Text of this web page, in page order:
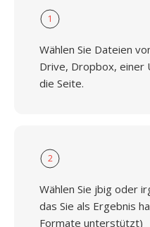
1
Wählen Sie Dateien
Drive, Dropbox, einer
die Seite.
2
Wählen Sie jbig oder
das Sie als Ergebnis
Formate unterstützt)